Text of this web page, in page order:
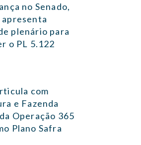
no Senado,
plenário para
o PL 5.122
com
e Fazenda
Operação 365
Plano Safra